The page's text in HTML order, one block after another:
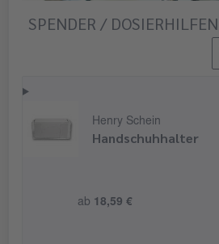
SPENDER / DOSIERHILFEN
Henry Schein
Handschuhhalter
ab 18,59 €